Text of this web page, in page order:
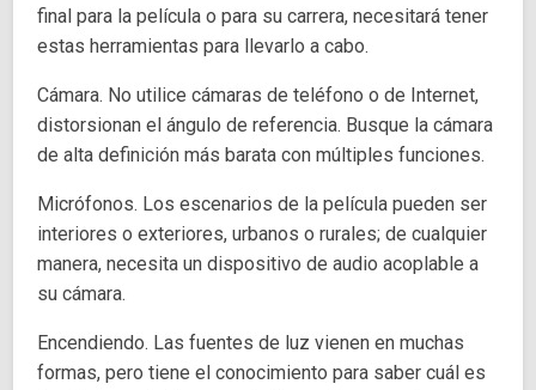
final para la película o para su carrera, necesitará tener
estas herramientas para llevarlo a cabo.
Cámara. No utilice cámaras de teléfono o de Internet,
distorsionan el ángulo de referencia. Busque la cámara
de alta definición más barata con múltiples funciones.
Micrófonos. Los escenarios de la película pueden ser
interiores o exteriores, urbanos o rurales; de cualquier
manera, necesita un dispositivo de audio acoplable a
su cámara.
Encendiendo. Las fuentes de luz vienen en muchas
formas, pero tiene el conocimiento para saber cuál es